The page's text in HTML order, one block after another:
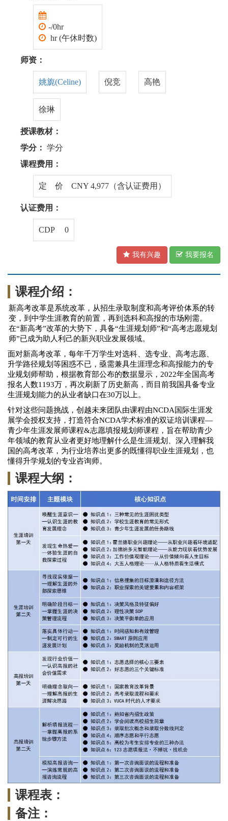
-/0hr
hr (午休时数)
师资：
姚旎(Celine) 倪竞 高艳
徐琳
授课教材：
学分： 学分
课程费用：
定 价 CNY 4,977（含认证费用）
认证费用：
CDP 0
我有兴趣 我要报名
课程介绍：
新高考改革是系统改革，从招生录取制度和高考评价体系的转
变，到中学生涯教育的前置，再到选科和高报的市场刚需。
在“新高考”改革的大势下， 具备“生涯规划师”和“高考志愿规划
师”已成为助人利己的新兴职业发展领域。
面对新高考改革，每年千万学生对选科、 选专业、高考志愿、
升学路径规划等困惑不已， 亟需兼具生涯理念和高报能力的专
业规划师帮助， 根据教育部公布的数据显示， 2022年全国高考
报名人数1193万，再次刷新了历史新高 ， 而目前我国具备专业
生涯规划能力的从业者缺口在30万以上 。
针对这些问题挑战，创越未来团队由课程由NCDA国际生涯发
展学会授权支持 ，打造符合NCDA学术标准的双证培训课程—
青少年生涯发展师课程&志愿填报规划师课程， 旨在帮助青少
年领域的教育从业者更好地理解什么是生涯规划、深入理解我
国的高考改革，为行业培养出更多的既懂得职业生涯规划，也
懂得升学规划的专业咨询师。
课程大纲：
课程表：
备注：